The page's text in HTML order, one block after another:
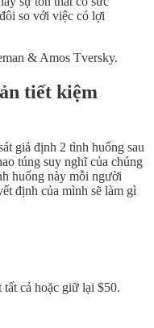
so với việc có lợi
& Amos Tversky.
tiết kiệm
giả định 2 tình huống sau
túng suy nghĩ của chúng
huống này mỗi người
định của mình sẽ làm gì
cả hoặc giữ lại $50.